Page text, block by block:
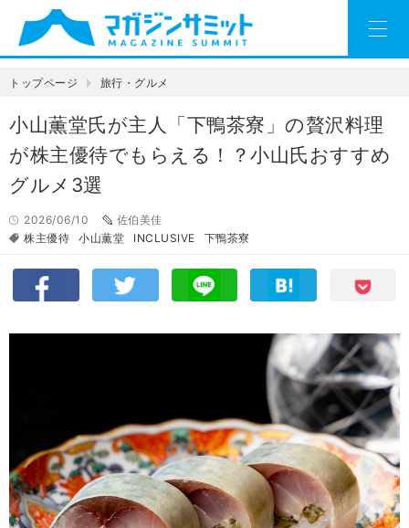
トップページ 旅行・グルメ
小山薫堂氏が主人「下鴨茶寮」の贅沢料理
が株主優待でもらえる！？小山氏おすすめ
グルメ3選
2026/06/10
佐伯美佳
株主優待
小山薫堂 INCLUSIVE 下鴨茶寮